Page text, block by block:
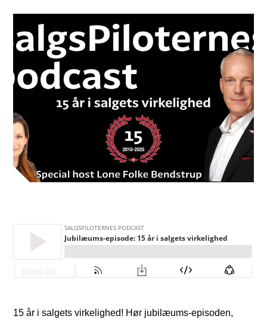
15 år i salgets virkelighed! Hør jubilæums-episoden,